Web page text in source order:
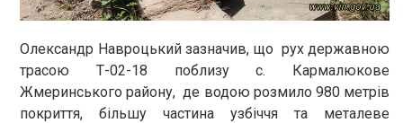
Олександр Навроцький зазначив, що рух державною
трасою Т-02-18 поблизу с. Кармалюкове
Жмеринського району, де водою розмило 980 метрів
покриття, більшу частина узбіччя та металеве